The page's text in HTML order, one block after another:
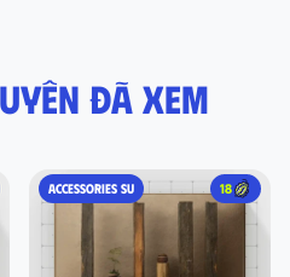
đã xem
ACCESSORIES SU 18